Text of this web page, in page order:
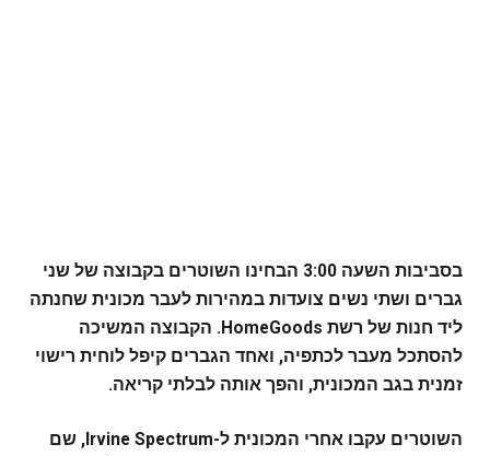
בסביבות השעה 3:00 הבחינו השוטרים בקבוצה של שני
גברים ושתי נשים צועדות במהירות לעבר מכונית שחנתה
ליד חנות של רשת HomeGoods. הקבוצה המשיכה
להסתכל מעבר לכתפיה, ואחד הגברים קיפל לוחית רישוי
זמנית בגב המכונית, והפך אותה לבלתי קריאה.
השוטרים עקבו אחרי המכונית ל-Irvine Spectrum, שם